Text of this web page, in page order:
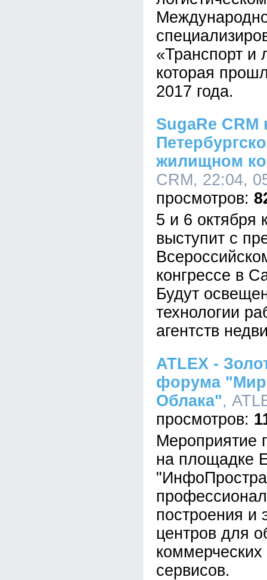
«Транспорт и
которая
2017 года.
SugaRe CRM
жилищном
CRM, 22:04,
5 и 6 октября
выступит с
конгрессе в
Будут
технологии
агентств
ATLEX -
форума
Облака",
Мероприятие
на площадке
построения и
центров для
сервисов.